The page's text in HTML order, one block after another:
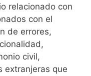
relacionado con
con el
de errores,
civil,
extranjeras que